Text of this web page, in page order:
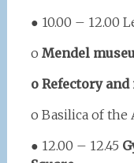
● 10.00 – 12.00
o Mendel
o Refectory
o Basilica of the
● 12.00 – 12.45